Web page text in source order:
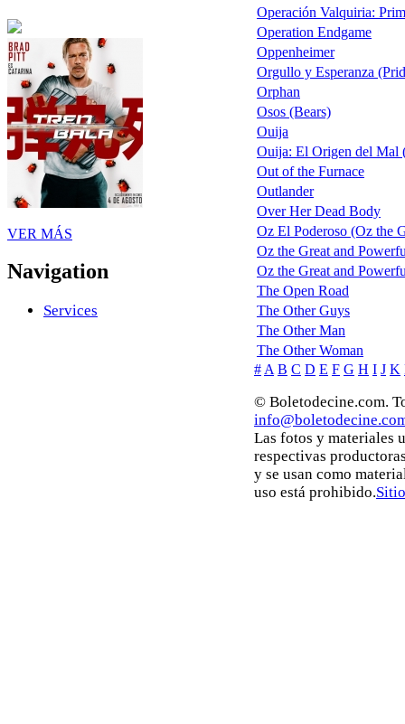
VER MÁS
Navigation
Services
Operación Valquiria:
Operation Endgame
Oppenheimer
Orgullo y Esperanza
Orphan
Osos (Bears)
Ouija
Ouija: El Origen del
Out of the Furnace
Outlander
Over Her Dead Body
Oz El Poderoso (Oz the
Oz the Great and
Oz the Great and
The Open Road
The Other Guys
The Other Man
The Other Woman
# A B C D E F G H I J K
© Boletodecine.com.
Las fotos y materiales
respectivas
y se usan como
uso está prohibido.